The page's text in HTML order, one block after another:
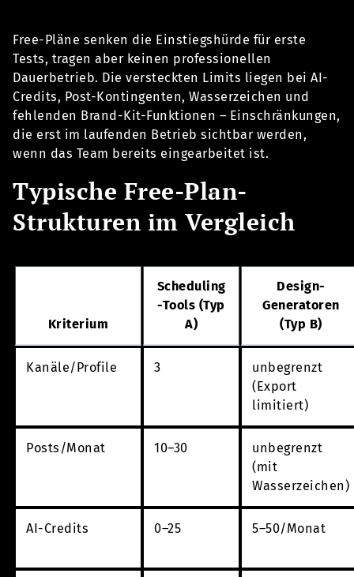
Free-Pläne senken die Einstiegshürde für erste
Tests, tragen aber keinen professionellen
Dauerbetrieb. Die versteckten Limits liegen bei AI-
Credits, Post-Kontingenten, Wasserzeichen und
fehlenden Brand-Kit-Funktionen – Einschränkungen,
die erst im laufenden Betrieb sichtbar werden,
wenn das Team bereits eingearbeitet ist.
Typische Free-Plan-
Strukturen im Vergleich
Kriterium
Scheduling
-Tools (Typ
A)
Design-
Generatoren
(Typ B)
Kanäle/Profile 3
unbegrenzt
(Export
limitiert)
Posts/Monat 10–30
unbegrenzt
(mit
Wasserzeichen)
AI-Credits 0–25 5–50/Monat